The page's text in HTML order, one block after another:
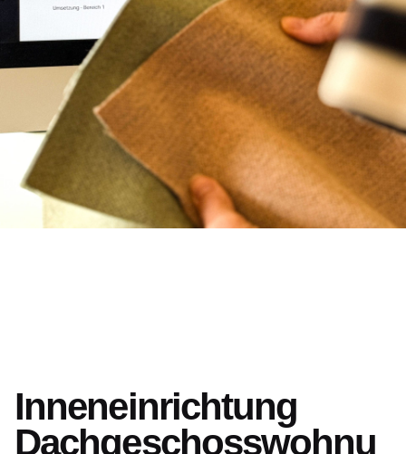
Inneneinrichtung
Dachgeschosswohnu